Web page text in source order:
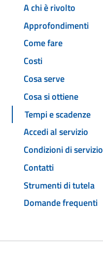
A chi è rivolto
Approfondimenti
Come fare
Costi
Cosa serve
Cosa si ottiene
Tempi e scadenze
Accedi al servizio
Condizioni di servizio
Contatti
Strumenti di tutela
Domande frequenti